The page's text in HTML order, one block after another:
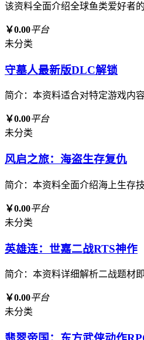
该资料全面介绍全球鱼类爱好者
￥0.00平台
未分类
守墓人最新版DLC解锁
简介：本资料适合对特定游戏内
￥0.00平台
未分类
风启之旅：海盗生存复仇
简介：本资料全面介绍海上生存
￥0.00平台
未分类
英雄连：世嘉二战RTS神作
简介：本资料详细解析二战题材
￥0.00平台
未分类